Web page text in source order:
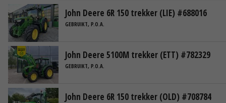
John Deere 6R 150 trekker (LIE) #688016
GEBRUIKT, P.O.A.
John Deere 5100M trekker (ETT) #782329
GEBRUIKT, P.O.A.
John Deere 6R 150 trekker (OLD) #708784